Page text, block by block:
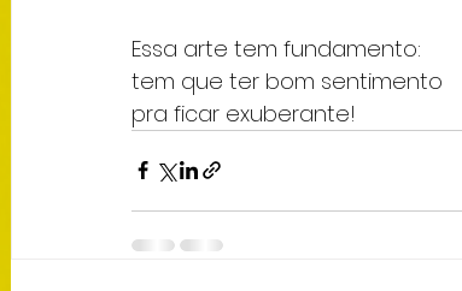
Essa arte tem fundamento:
tem que ter bom sentimento
pra ficar exuberante!